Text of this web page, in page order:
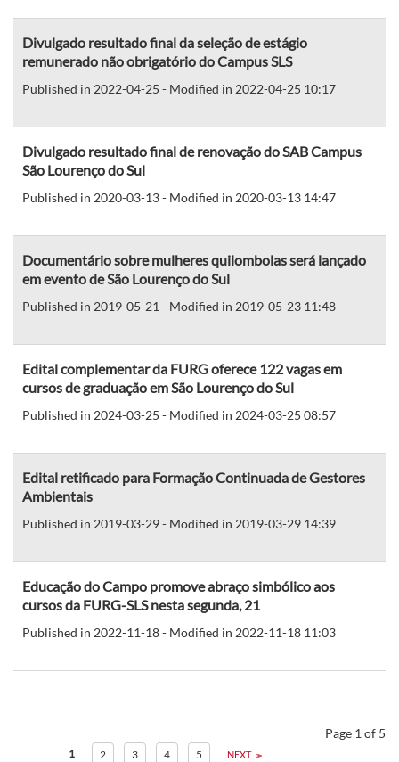
Divulgado resultado final da seleção de estágio
remunerado não obrigatório do Campus SLS
Published in 2022-04-25 - Modified in 2022-04-25 10:17
Divulgado resultado final de renovação do SAB Campus
São Lourenço do Sul
Published in 2020-03-13 - Modified in 2020-03-13 14:47
Documentário sobre mulheres quilombolas será lançado
em evento de São Lourenço do Sul
Published in 2019-05-21 - Modified in 2019-05-23 11:48
Edital complementar da FURG oferece 122 vagas em
cursos de graduação em São Lourenço do Sul
Published in 2024-03-25 - Modified in 2024-03-25 08:57
Edital retificado para Formação Continuada de Gestores
Ambientais
Published in 2019-03-29 - Modified in 2019-03-29 14:39
Educação do Campo promove abraço simbólico aos
cursos da FURG-SLS nesta segunda, 21
Published in 2022-11-18 - Modified in 2022-11-18 11:03
Page 1 of 5
1 2 3 4 5 NEXT